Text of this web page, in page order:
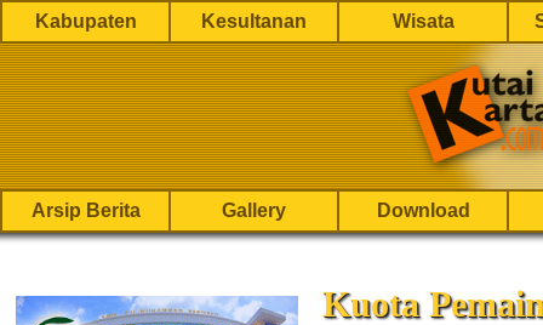
Kabupaten Kesultanan Wisata
Arsip Berita Gallery Download
Kuota